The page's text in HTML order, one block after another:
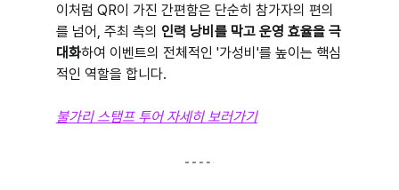
이처럼 QR이 가진 간편함은 단순히 참가자의 편의
를 넘어, 주최 측의 인력 낭비를 막고 운영 효율을 극
대화하여 이벤트의 전체적인 '가성비'를 높이는 핵심
적인 역할을 합니다.
불가리 스탬프 투어 자세히 보러가기